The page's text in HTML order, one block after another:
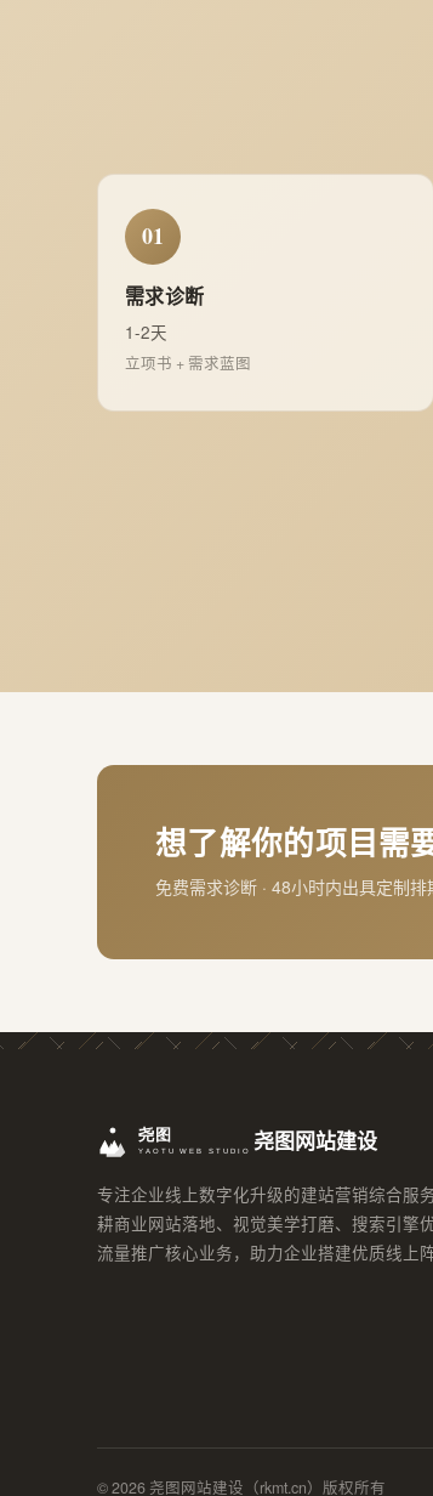
01
需求诊断
1-2天
立项书 + 需求蓝图
想了解你的项目需
免费需求诊断 · 48小时内出具定制排
尧图网站建设
专注企业线上数字化升级的建站营销综合服
耕商业网站落地、视觉美学打磨、搜索引擎
流量推广核心业务，助力企业搭建优质线上阵
© 2026 尧图网站建设（rkmt.cn）版权所有